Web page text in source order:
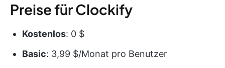
Preise für Clockify
Kostenlos: 0 $
Basic: 3,99 $/Monat pro Benutzer